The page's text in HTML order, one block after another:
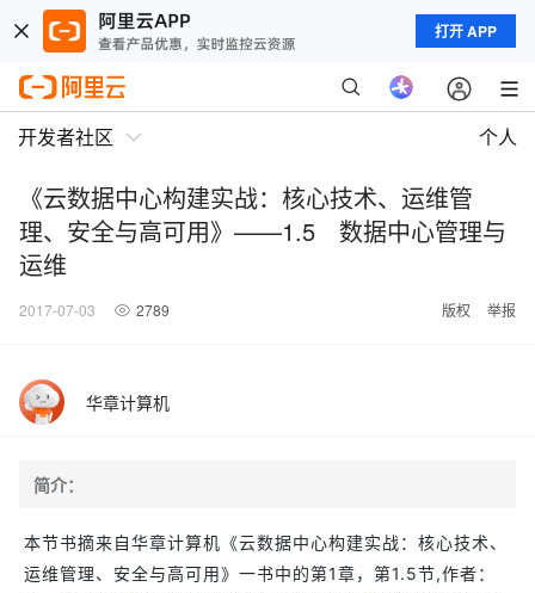
打开 APP
开发者社区 个人
《云数据中心构建实战：核心技术、运维管
理、安全与高可用》——1.5 数据中心管理与
运维
2017-07-03 2789 版权 举报
华章计算机
简介：
本节书摘来自华章计算机《云数据中心构建实战：核心技术、
运维管理、安全与高可用》一书中的第1章，第1.5节,作者：